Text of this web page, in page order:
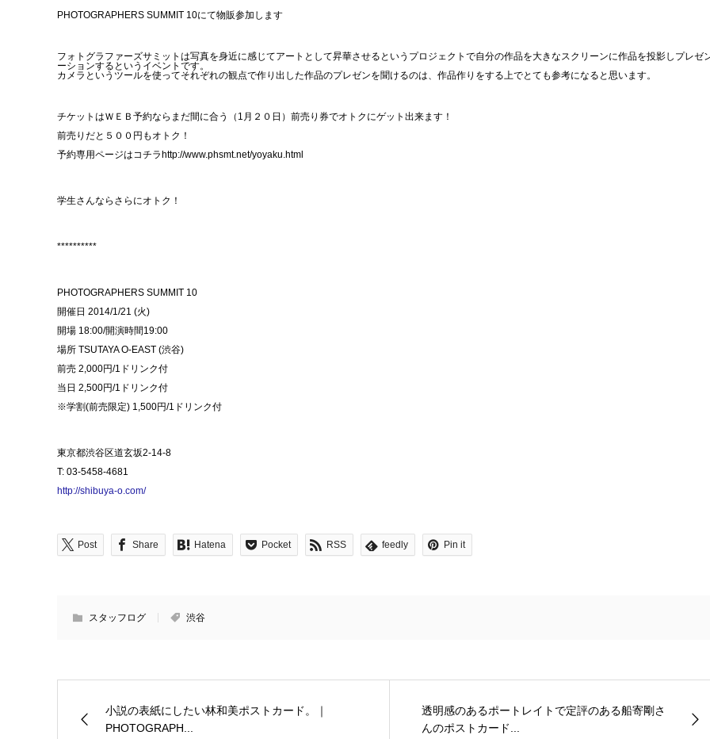
PHOTOGRAPHERS SUMMIT 10にて物販参加します
フォトグラファーズサミットは写真を身近に感じてアートとして昇華させるというプロジェクトで自分の作品を大きなスクリーンに作品を投影しプレゼ
ーションするというイベントです。
カメラというツールを使ってそれぞれの観点で作り出した作品のプレゼンを聞けるのは、作品作りをする上でとても参考になると思います。
チケットはＷＥＢ予約ならまだ間に合う（1月２０日）前売り券でオトクにゲット出来ます！
前売りだと５００円もオトク！
予約専用ページはコチラhttp://www.phsmt.net/yoyaku.html
学生さんならさらにオトク！
**********
PHOTOGRAPHERS SUMMIT 10
開催日 2014/1/21 (火)
開場 18:00/開演時間19:00
場所 TSUTAYA O-EAST (渋谷)
前売 2,000円/1ドリンク付
当日 2,500円/1ドリンク付
※学割(前売限定) 1,500円/1ドリンク付
東京都渋谷区道玄坂2-14-8
T: 03-5458-4681
http://shibuya-o.com/
Post Share Hatena Pocket RSS feedly Pin it
スタッフログ 渋谷
小説の表紙にしたい林和美ポストカード。｜
PHOTOGRAPH...
透明感のあるポートレイトで定評のある船寄剛さ
んのポストカード...